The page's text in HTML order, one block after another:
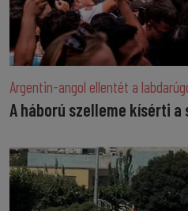
Argentin-angol ellentét a
A háború szelleme kísérti a